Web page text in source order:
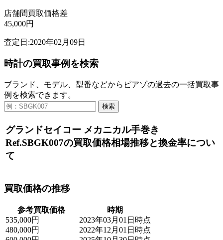
店舗間買取価格差
45,000円
査定日:2020年02月09日
時計の買取事例を検索
ブランド、モデル、型番などからピアゾの過去の一括買取事
例を検索できます。
検索
グランドセイコー メカニカル手巻き
Ref.SBGK007の買取価格相場推移と換金率につい
て
買取価格の推移
参考買取価格
時期
535,000円
2023年03月01日時点
480,000円
2022年12月01日時点